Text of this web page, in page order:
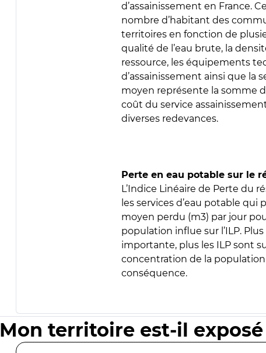
d’assainissement en France.
nombre d’habitant des
territoires en fonction de
qualité de l’eau brute, la
ressource, les équipements
d’assainissement ainsi que la
moyen représente la somme
coût du service
diverses redevances.
Perte en eau potable sur le
L’Indice Linéaire de Perte du
les services d’eau potable qui
moyen perdu (m3) par jour
population influe sur l’ILP.
importante, plus les ILP sont
concentration de la
conséquence.
Mon territoire est-il